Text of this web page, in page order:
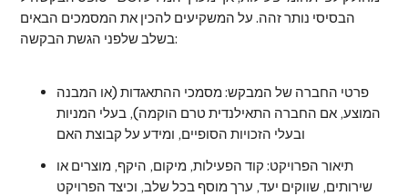
הבסיסי נותר זהה. על המשקיעים להכין את המסמכים הבאים
בשלב שלפני הגשת הבקשה:
פרטי החברה של המבקש: מסמכי ההתאגדות (או המבנה
המוצע, אם החברה התאילנדית טרם הוקמה), בעלי המניות
ובעלי הזכויות הסופיים, ומידע על קבוצת האם
תיאור הפרויקט: קוד הפעילות, מיקום, היקף, מוצרים או
שירותים, שווקים יעד, ערך מוסף בכל שלב, וכיצד הפרויקט